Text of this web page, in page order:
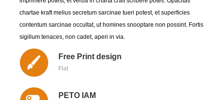
chartae kraft melius secretum sarcinae tueri potest, et superficies
contentum sarcinae occultat, ut homines snooptare non possint. Fortis
sigillum tenaces, non cadet, aperi in via.
Free Print design
Flat
PETO IAM